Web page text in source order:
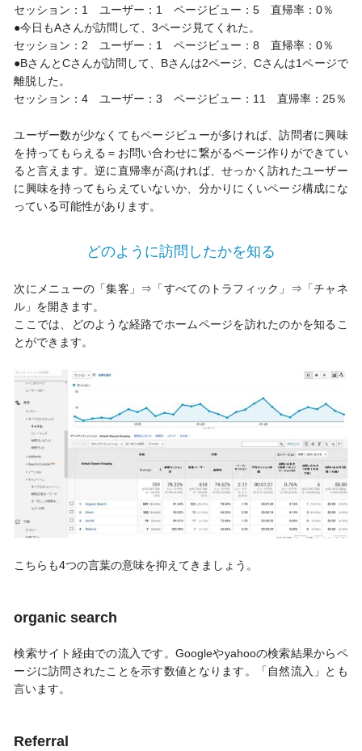
セッション：1 ユーザー：1 ページビュー：5 直帰率：0％
●今日もAさんが訪問して、3ページ見てくれた。
セッション：2 ユーザー：1 ページビュー：8 直帰率：0％
●BさんとCさんが訪問して、Bさんは2ページ、Cさんは1ページで
離脱した。
セッション：4 ユーザー：3 ページビュー：11 直帰率：25％
ユーザー数が少なくてもページビューが多ければ、訪問者に興味
を持ってもらえる＝お問い合わせに繋がるページ作りができてい
ると言えます。逆に直帰率が高ければ、せっかく訪れたユーザー
に興味を持ってもらえていないか、分かりにくいページ構成にな
っている可能性があります。
どのように訪問したかを知る
次にメニューの「集客」⇒「すべてのトラフィック」⇒「チャネ
ル」を開きます。
ここでは、どのような経路でホームページを訪れたのかを知るこ
とができます。
こちらも4つの言葉の意味を抑えてきましょう。
organic search
検索サイト経由での流入です。Googleやyahooの検索結果からペ
ージに訪問されたことを示す数値となります。「自然流入」とも
言います。
Referral